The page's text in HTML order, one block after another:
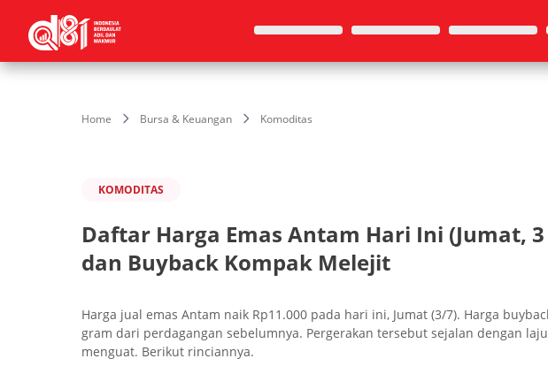
Home Bursa & Keuangan Komoditas
KOMODITAS
Daftar Harga Emas Antam Hari Ini (Jumat, 3
dan Buyback Kompak Melejit
Harga jual emas Antam naik Rp11.000 pada hari ini, Jumat (3/7). Harga
gram dari perdagangan sebelumnya. Pergerakan tersebut sejalan dengan
menguat. Berikut rinciannya.